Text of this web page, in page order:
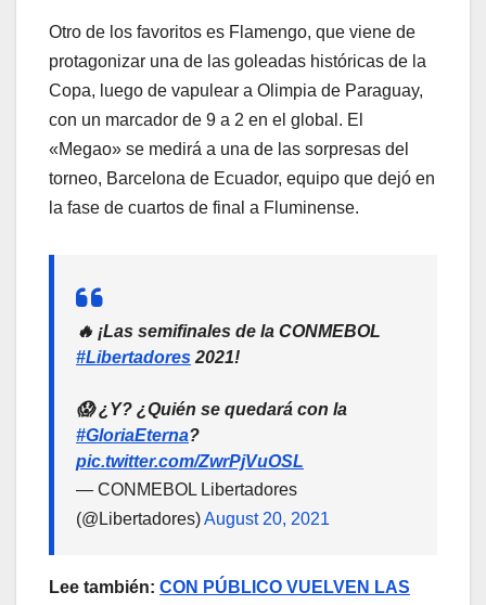
Otro de los favoritos es Flamengo, que viene de
protagonizar una de las goleadas históricas de la
Copa, luego de vapulear a Olimpia de Paraguay,
con un marcador de 9 a 2 en el global. El
«Megao» se medirá a una de las sorpresas del
torneo, Barcelona de Ecuador, equipo que dejó en
la fase de cuartos de final a Fluminense.
🔥 ¡Las semifinales de la CONMEBOL
#Libertadores 2021!
😱 ¿Y? ¿Quién se quedará con la
#GloriaEterna?
pic.twitter.com/ZwrPjVuOSL
— CONMEBOL Libertadores
(@Libertadores)August 20, 2021
Lee también: CON PÚBLICO VUELVEN LAS